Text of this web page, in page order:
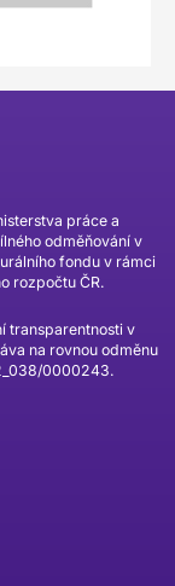
práce a
odměňování v
fondu v rámci
rozpočtu ČR.
transparentnosti v
na rovnou odměnu
0000243.